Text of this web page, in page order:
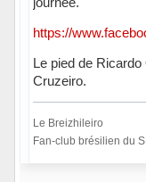
https://
Le pied de
Cruzeiro.
Le Breizhileiro
Fan-club brésilien du